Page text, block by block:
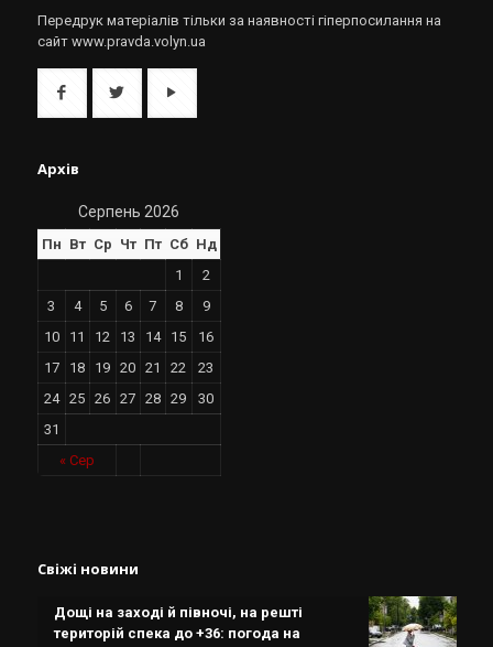
Передрук матеріалів тільки за наявності гіперпосилання на
сайт www.pravda.volyn.ua
Архів
Серпень 2026
Пн Вт Ср Чт Пт Сб Нд
« Сер
1
2
3
4 5 6 7 8
9
10
11 12 13 14 15
16
17
18 19 20 21 22
23
24
25 26 27 28 29
30
31
Свіжі новини
Дощі на заході й півночі, на решті
територій спека до +36: погода на